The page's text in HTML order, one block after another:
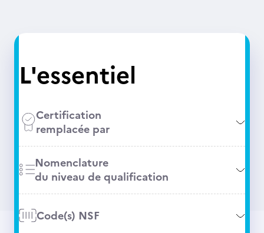
L'essentiel
Certification
remplacée par
Nomenclature
du niveau de qualification
Code(s) NSF